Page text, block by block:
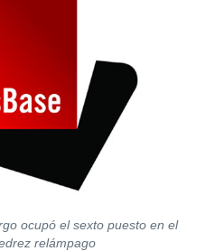
ocupó el sexto puesto en el
relámpago